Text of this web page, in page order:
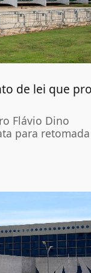
de lei que
Flávio Dino
para retomada